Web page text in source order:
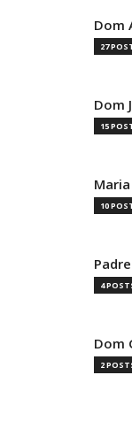
Dom
27
Dom
15
10
4
Dom
2